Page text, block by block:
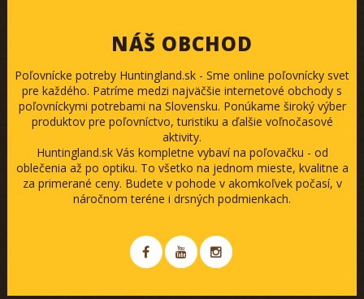
NÁŠ OBCHOD
Poľovnícke potreby Huntingland.sk - Sme online poľovnícky svet
pre každého. Patríme medzi najväčšie internetové obchody s
poľovníckymi potrebami na Slovensku. Ponúkame široký výber
produktov pre poľovníctvo, turistiku a ďalšie voľnočasové
aktivity.
Huntingland.sk Vás kompletne vybaví na poľovačku - od
oblečenia až po optiku. To všetko na jednom mieste, kvalitne a
za primerané ceny. Budete v pohode v akomkoľvek počasí, v
náročnom teréne i drsných podmienkach.